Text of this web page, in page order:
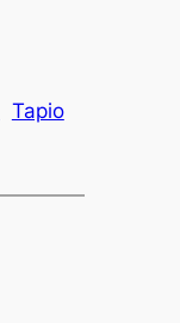
Tapio